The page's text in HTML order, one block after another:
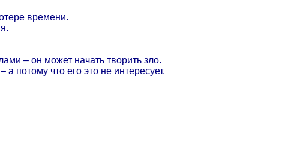
времени.
– он может начать творить зло.
потому что его это не интересует.